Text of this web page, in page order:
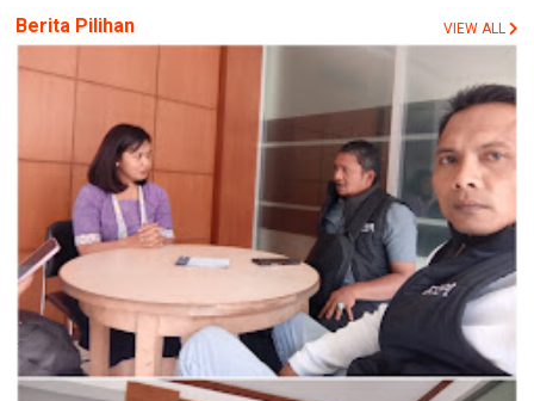
Berita Pilihan VIEW ALL